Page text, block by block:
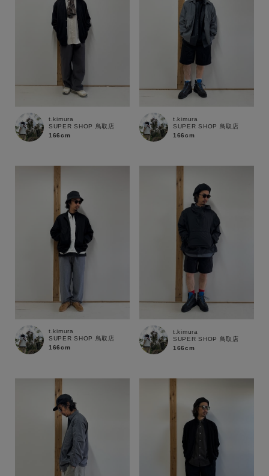
ブランド
t.kimura
SUPER SHOP 鳥取店
166cm
t.kimura
SUPER SHOP 鳥取店
166cm
t.kimura
SUPER SHOP 鳥取店
166cm
t.kimura
SUPER SHOP 鳥取店
166cm